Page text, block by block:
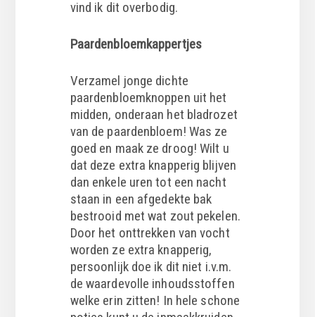
vind ik dit overbodig.
Paardenbloemkappertjes
Verzamel jonge dichte
paardenbloemknoppen uit het
midden, onderaan het bladrozet
van de paardenbloem! Was ze
goed en maak ze droog! Wilt u
dat deze extra knapperig blijven
dan enkele uren tot een nacht
staan in een afgedekte bak
bestrooid met wat zout pekelen.
Door het onttrekken van vocht
worden ze extra knapperig,
persoonlijk doe ik dit niet i.v.m.
de waardevolle inhoudsstoffen
welke erin zitten! In hele schone